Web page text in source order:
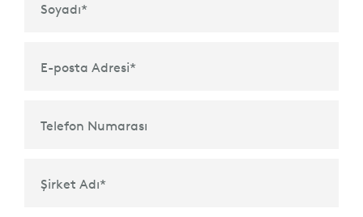
Soyadı*
E-posta Adresi*
Telefon Numarası
Şirket Adı*